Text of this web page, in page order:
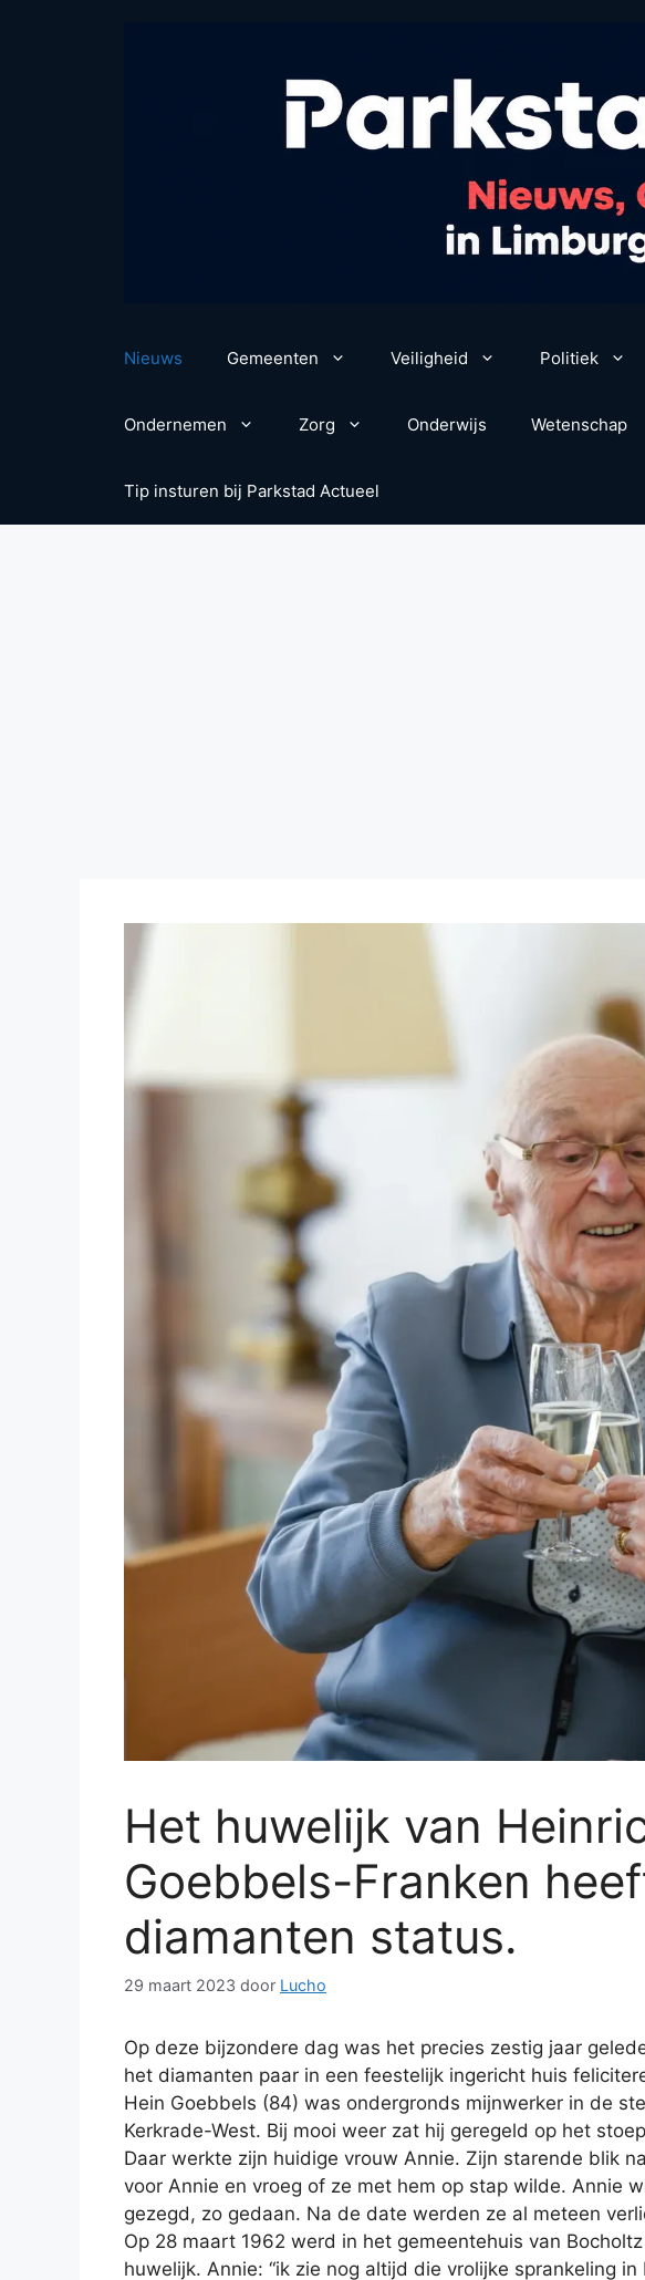
Nieuws Gemeenten Veiligheid Politiek
Ondernemen Zorg Onderwijs Wetenschap
Tip insturen bij Parkstad Actueel
Het huwelijk van
Goebbels-Franken
diamanten status.
29 maart 2023 door Lucho
Op deze bijzondere dag was het precies zestig jaar
het diamanten paar in een feestelijk ingericht huis
Hein Goebbels (84) was ondergronds mijnwerker in de
Kerkrade-West. Bij mooi weer zat hij geregeld op het
Daar werkte zijn huidige vrouw Annie. Zijn starende blik
voor Annie en vroeg of ze met hem op stap wilde. Annie
gezegd, zo gedaan. Na de date werden ze al meteen
Op 28 maart 1962 werd in het gemeentehuis van
huwelijk. Annie: “ik zie nog altijd die vrolijke sprankeling in